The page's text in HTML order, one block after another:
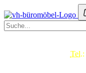
Tel.: